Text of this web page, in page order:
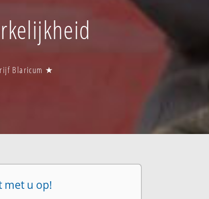
Blaricum ★
met u op!